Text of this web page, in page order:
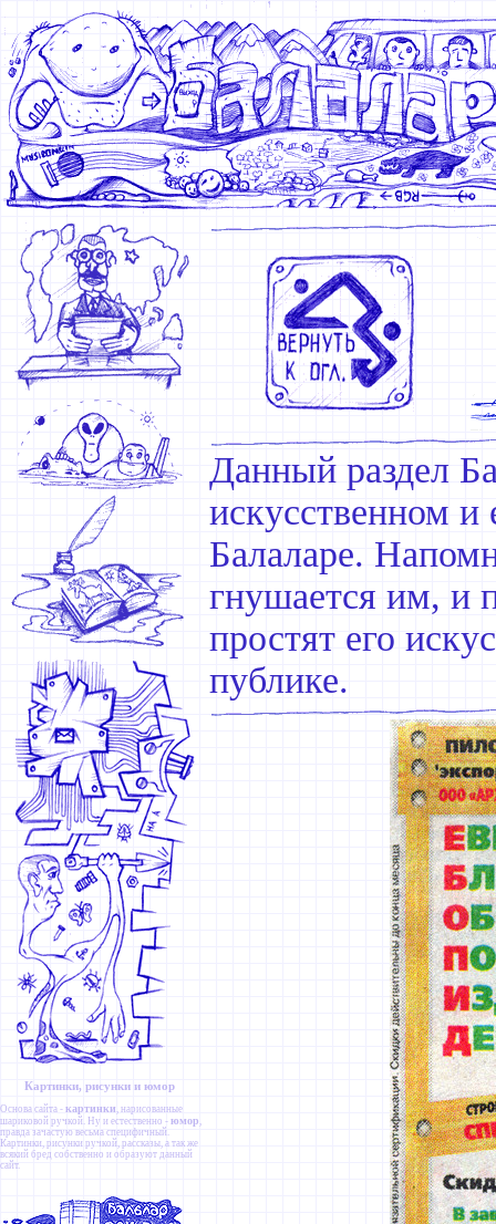
Картинки, рисунки и юмор
Основа сайта - картинки , нарисованные
шариковой ручкой. Ну и естественно - юмор ,
правда зачастую весьма специфичный.
Картинки, рисунки ручкой, рассказы, а так же
всякий бред собственно и образуют данный
сайт.
Данный раздел
искусственном и
Балаларе.
гнушается им, и
простят его
публике.